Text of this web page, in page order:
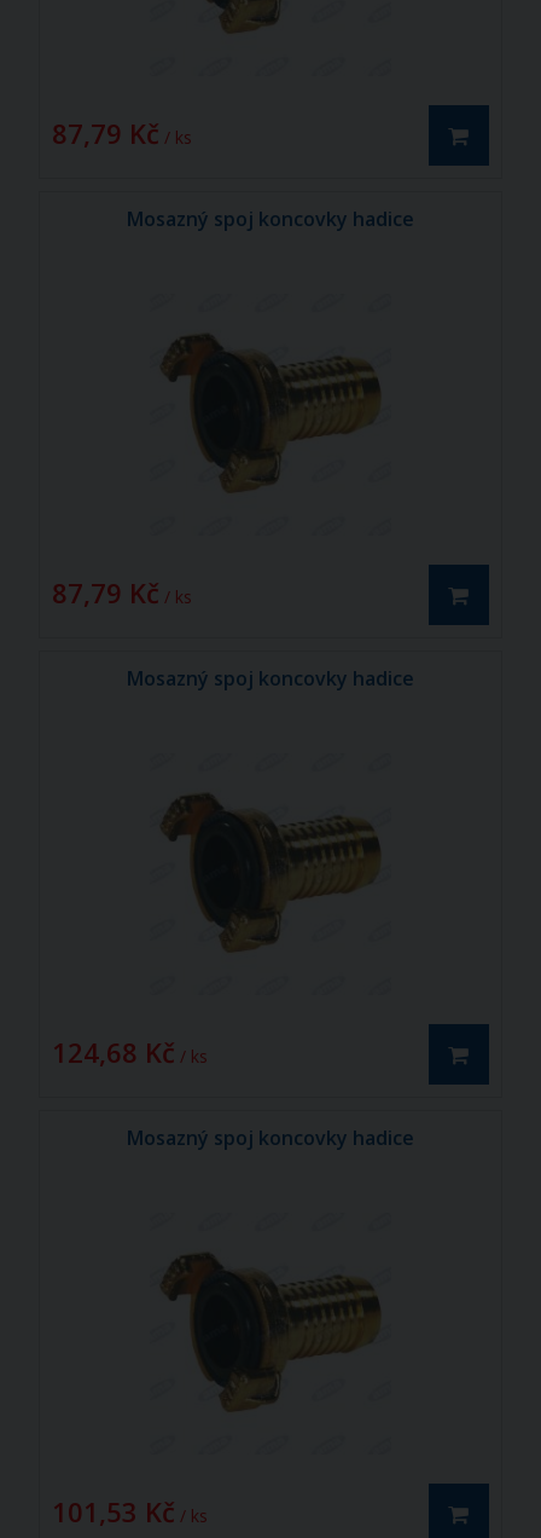
87,79 Kč / ks
Mosazný spoj koncovky hadice
87,79 Kč / ks
Mosazný spoj koncovky hadice
124,68 Kč / ks
Mosazný spoj koncovky hadice
101,53 Kč / ks